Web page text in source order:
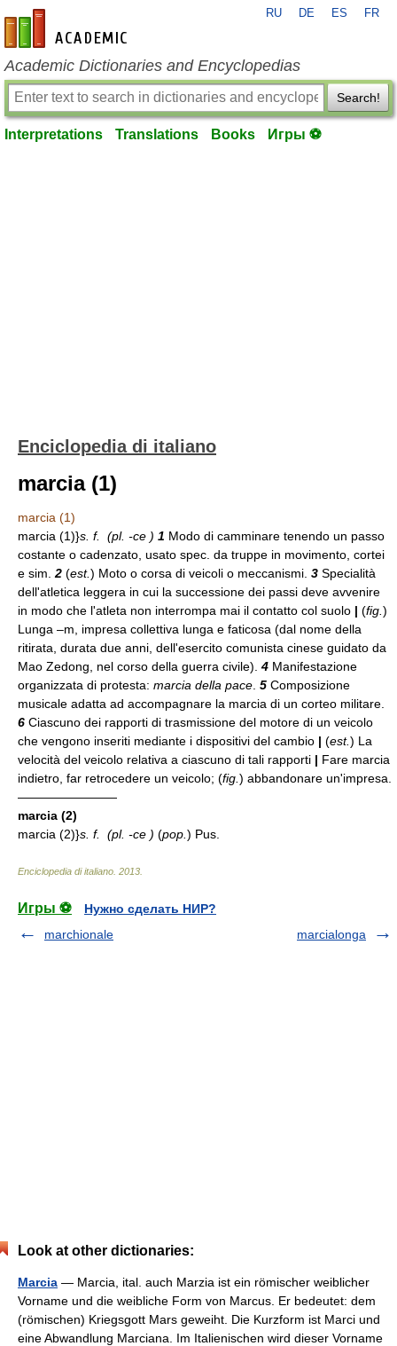
en-academic.com
RU DE ES FR
Academic Dictionaries and Encyclopedias
Search!
Interpretations Translations Books Игры ⚽
Enciclopedia di italiano
marcia (1)
marcia (1)
marcia (1)}s. f. (pl. -ce ) 1 Modo di camminare tenendo un passo
costante o cadenzato, usato spec. da truppe in movimento, cortei
e sim. 2 (est.) Moto o corsa di veicoli o meccanismi. 3 Specialità
dell'atletica leggera in cui la successione dei passi deve avvenire
in modo che l'atleta non interrompa mai il contatto col suolo | (fig. )
Lunga –m, impresa collettiva lunga e faticosa (dal nome della
ritirata, durata due anni, dell'esercito comunista cinese guidato da
Mao Zedong, nel corso della guerra civile). 4 Manifestazione
organizzata di protesta: marcia della pace 5 Composizione
musicale adatta ad accompagnare la marcia di un corteo militare.
6 Ciascuno dei rapporti di trasmissione del motore di un veicolo
che vengono inseriti mediante i dispositivi del cambio | (est.) La
velocità del veicolo relativa a ciascuno di tali rapporti | Fare marcia
indietro, far retrocedere un veicolo; (fig. ) abbandonare un'impresa.
————————
marcia (2)
marcia (2)}s. f. (pl. -ce ) (pop. ) Pus.
Enciclopedia di italiano 2013
Игры ⚽
Нужно сделать НИР?
marchionale
marcialonga
Look at other dictionaries:
Marcia — Marcia, ital. auch Marzia ist ein römischer weiblicher
Vorname und die weibliche Form von Marcus. Er bedeutet: dem
(römischen) Kriegsgott Mars geweiht. Die Kurzform ist Marci und
eine Abwandlung Marciana. Im Italienischen wird dieser Vorname